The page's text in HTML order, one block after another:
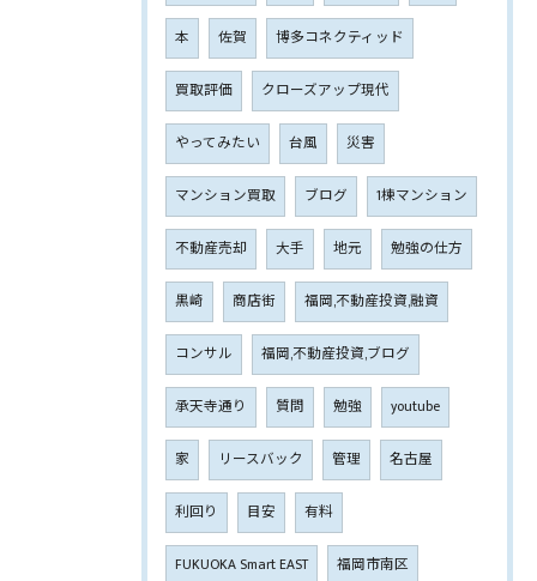
本 佐賀 博多コネクティッド
買取評価 クローズアップ現代
やってみたい 台風 災害
マンション買取 ブログ 1棟マンション
不動産売却 大手 地元 勉強の仕方
黒崎 商店街 福岡,不動産投資,融資
コンサル 福岡,不動産投資,ブログ
承天寺通り 質問 勉強 youtube
家 リースバック 管理 名古屋
利回り 目安 有料
FUKUOKA Smart EAST 福岡市南区